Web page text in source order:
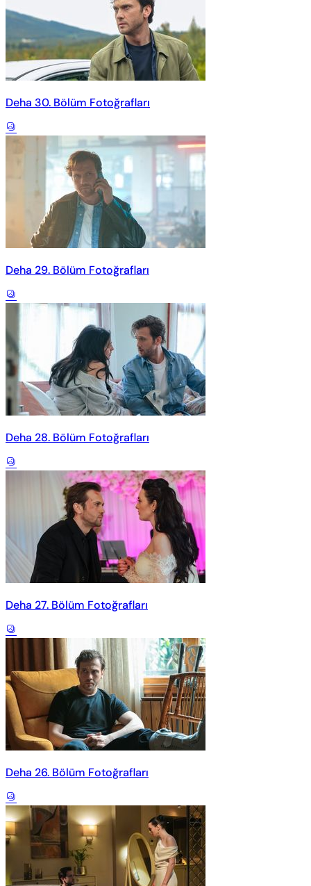
Deha 30. Bölüm Fotoğrafları
Deha 29. Bölüm Fotoğrafları
Deha 28. Bölüm Fotoğrafları
Deha 27. Bölüm Fotoğrafları
Deha 26. Bölüm Fotoğrafları